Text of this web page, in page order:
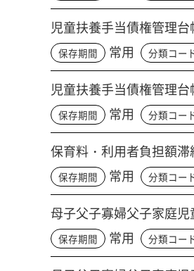
児童扶養手当債権管理台
保存期間 常用 分類コー
児童扶養手当債権管理台
保存期間 常用 分類コー
保育料・利用者負担額滞
保存期間 常用 分類コー
母子父子寡婦父子家庭児
保存期間 常用 分類コー